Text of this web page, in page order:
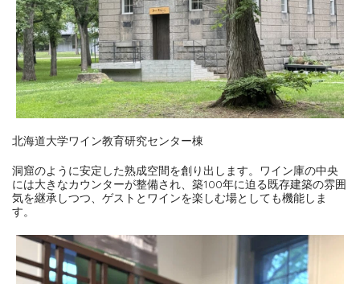
北海道大学ワイン教育研究センター棟
洞窟のように安定した熟成空間を創り出します。ワイン庫の中央
には大きなカウンターが整備され、築100年に迫る既存建築の雰囲
気を継承しつつ、ゲストとワインを楽しむ場としても機能しま
す。